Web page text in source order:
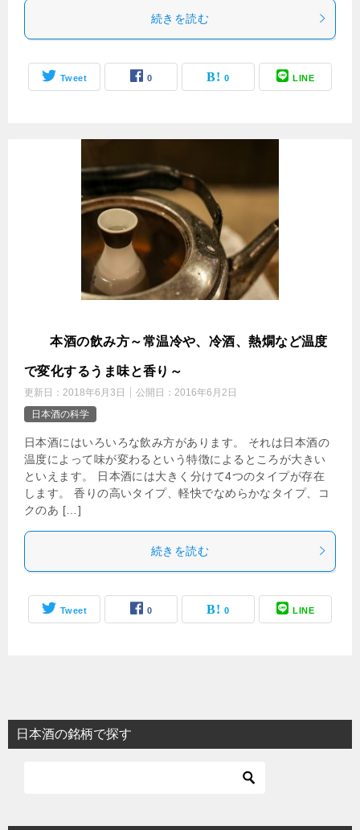
続きを読む
Tweet 0 0 LINE
日本酒の飲み方～常温冷や、冷酒、熱燗など温度
で変化するうま味と香り～
更新日： 2018年6月3日 公開日： 2016年6月2日
日本酒の科学
日本酒にはいろいろな飲み方があります。 それは日本酒の
温度によって味が変わるという特徴によるところが大きい
といえます。 日本酒には大きく分けて4つのタイプが存在
します。 香りの高いタイプ、軽快でなめらかなタイプ、コ
クのあ […]
続きを読む
Tweet 0 0 LINE
日本酒の銘柄で探す